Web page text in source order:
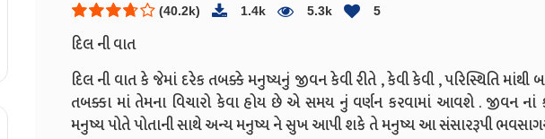
(40.2k) 1.4k 5.3k 5
દિલ ની વાત
દિલ ની વાત કે જેમાં દરેક તબક્કે મનુષ્યનું જીવન કેવી રીતે , કેવી કેવી , પરિસ્થિતિ
તબક્કા માં તેમના વિચારો કેવા હોય છે એ સમય નું વર્ણન કરવામાં આવશે . જીવન
મનુષ્ય પોતે પોતાની સાથે અન્ય મનુષ્ય ને સુખ આપી શકે તે મનુષ્ય આ સંસારરૂપી